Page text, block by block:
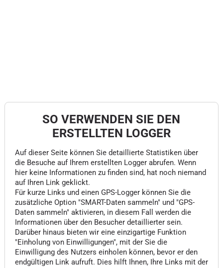
SO VERWENDEN SIE DEN
ERSTELLTEN LOGGER
Auf dieser Seite können Sie detaillierte Statistiken über
die Besuche auf Ihrem erstellten Logger abrufen. Wenn
hier keine Informationen zu finden sind, hat noch niemand
auf Ihren Link geklickt.
Für kurze Links und einen GPS-Logger können Sie die
zusätzliche Option "SMART-Daten sammeln" und "GPS-
Daten sammeln" aktivieren, in diesem Fall werden die
Informationen über den Besucher detaillierter sein.
Darüber hinaus bieten wir eine einzigartige Funktion
"Einholung von Einwilligungen", mit der Sie die
Einwilligung des Nutzers einholen können, bevor er den
endgültigen Link aufruft. Dies hilft Ihnen, Ihre Links mit der